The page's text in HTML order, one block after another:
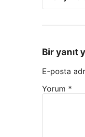
Bir yanıt
E-posta
Yorum *